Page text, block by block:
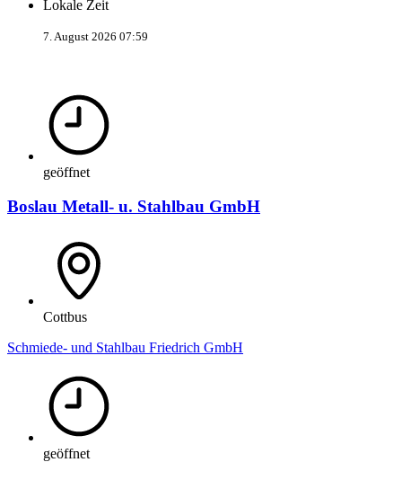
Lokale Zeit
7. August 2026 07:59
geöffnet
Boslau Metall- u. Stahlbau GmbH
Cottbus
Schmiede- und Stahlbau Friedrich GmbH
geöffnet